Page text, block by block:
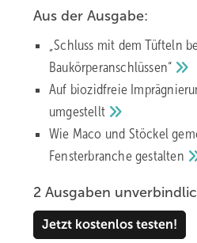
Aus der Ausgabe:
„Schluss mit d em Tüfteln
Baukörperanschlüssen“
Auf biozidfreie
umgestellt
Wie Maco und Stöckel
Fensterbranche gestalten
2 Ausgaben
Jetzt kostenlos testen!